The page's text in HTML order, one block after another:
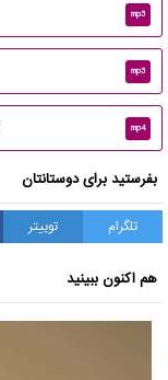
mp3
mp3
mp4
بفرستید برای دوستانتان
تلگرام توییتر
هم اکنون ببینید